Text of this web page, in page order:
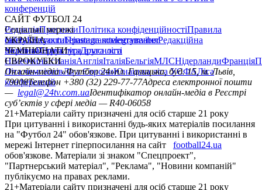
конференцій
САЙТ ФУТБОЛ 24
РедакціяПрогнозиПолітика конфіденційностіПравила
сайтуКонтактиПравила коментуванняРедакційна
політикаСтруктура власності
Соціальні мережі
facebookxyoutubeinstagramtelegramviber
УКРАЇНА
УкраїнаПерша лігаДруга ліга
ЧЕМПІОНАТИ
НімеччинаІспаніяАнгліяІталіяБельгіяМЛСНідерландиФранція
ЄВРОКУБКИ
Ліга чемпіонівЛіга ЄвропиЮнацька ліга УЄФАЛіга
конференцій
Онлайн-медіа «Футбол 24»пл. Галицька, буд. 15, м. Львів,
79008Телефон +380 (32) 229-77-77Адреса електронної пошти
— legal@24tv.com.uaІдентифікатор онлайн-медіа в Реєстрі
суб’єктів у сфері медіа — R40-06058
21+Матеріали сайту призначені для осіб старше 21 року
При цитуванні і використанні будь-яких матеріалів посилання
на "Футбол 24" обов'язкове. При цитуванні і використанні в
мережі Інтернет гіперпосилання на сайт
football24.ua
обов'язкове. Матеріали зі знаком "Спецпроект",
"Партнерський матеріал", "Реклама", "Новини компаній"
публікуємо на правах реклами.
21+Матеріали сайту призначені для осіб старше 21 року